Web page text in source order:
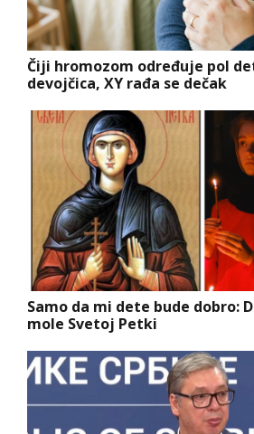
Čiji hromozom određuje pol
devojčica, XY rađa se dečak
Samo da mi dete bude dobro:
mole Svetoj Petki